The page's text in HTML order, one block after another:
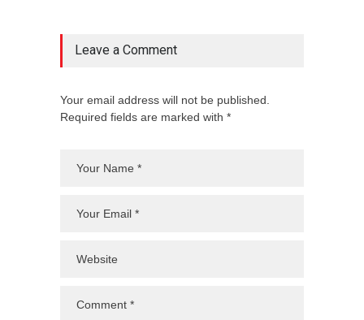
Leave a Comment
Your email address will not be published.
Required fields are marked with *